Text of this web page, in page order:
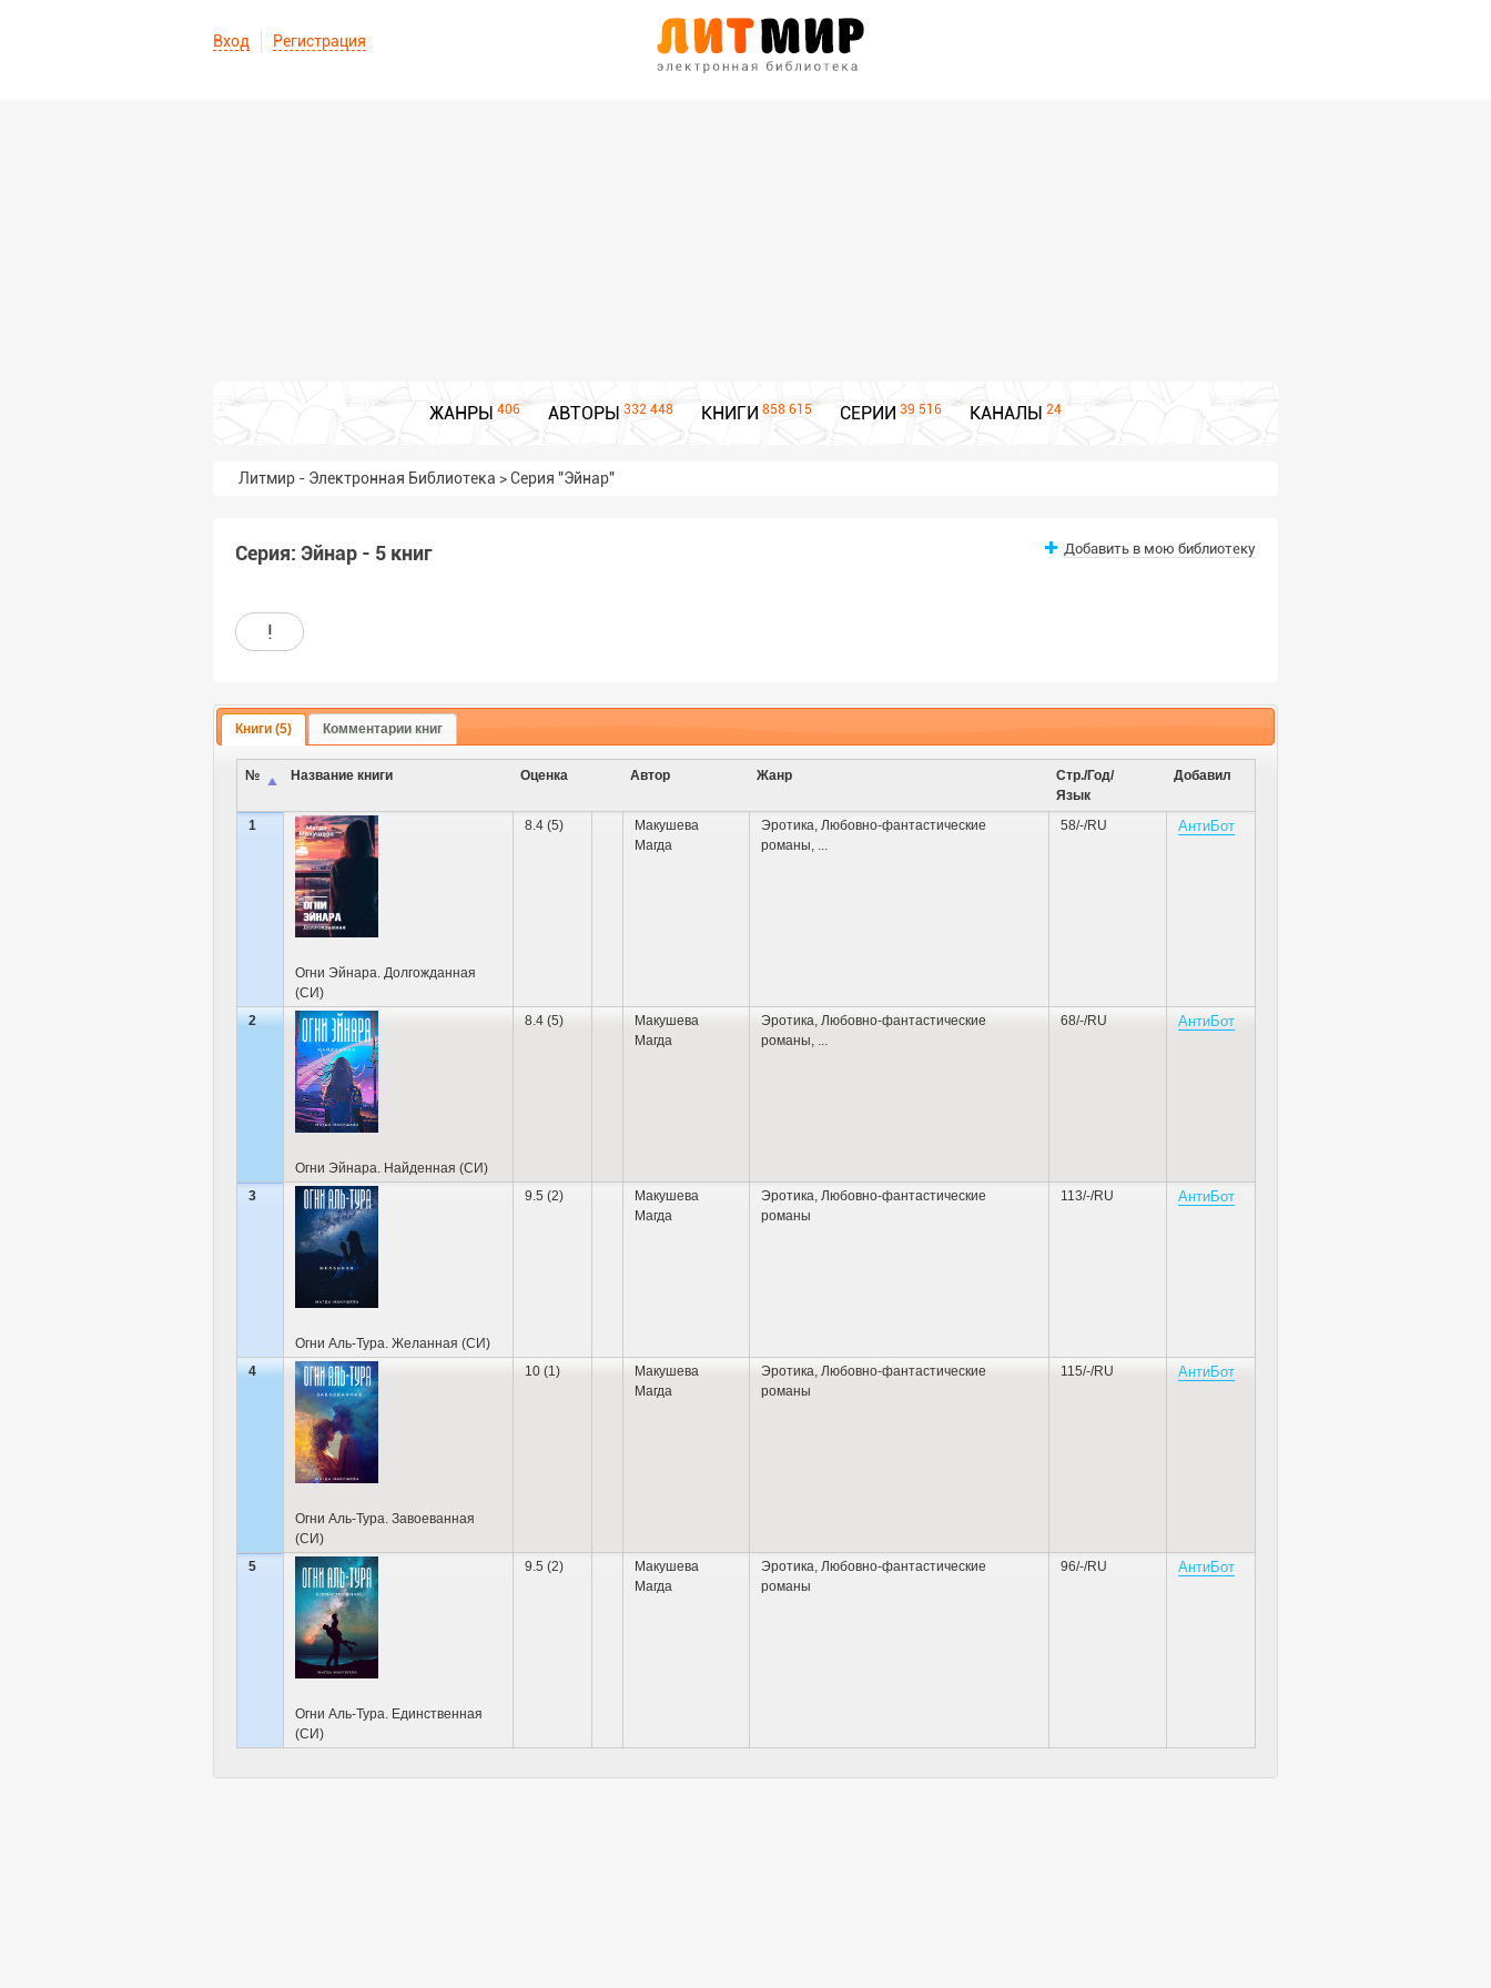
Вход Регистрация
ЖАНРЫ 406 АВТОРЫ 332 448 КНИГИ 858 615 СЕРИИ 39 516 КАНАЛЫ 24
Литмир - Электронная Библиотека >Серия "Эйнар"
Серия: Эйнар - 5 книг Добавить в мою библиотеку
!
Книги (5) Комментарии книг
№ Название книги Оценка Автор Жанр
Стр./Год/
Язык
Добавил
1
Огни Эйнара. Долгожданная
(СИ)
8.4 (5)
Макушева
Магда
Эротика Любовно-фантастические
романы
58/-/RU АнтиБот
2
Огни Эйнара. Найденная (СИ)
8.4 (5)
Макушева
Магда
Эротика Любовно-фантастические
романы
68/-/RU АнтиБот
3
Огни Аль-Тура. Желанная (СИ)
9.5 (2)
Макушева
Магда
Эротика Любовно-фантастические
романы
113/-/RU АнтиБот
4
Огни Аль-Тура. Завоеванная
(СИ)
10 (1)
Макушева
Магда
Эротика Любовно-фантастические
романы
115/-/RU АнтиБот
5
Огни Аль-Тура. Единственная
(СИ)
9.5 (2)
Макушева
Магда
Эротика Любовно-фантастические
романы
96/-/RU АнтиБот